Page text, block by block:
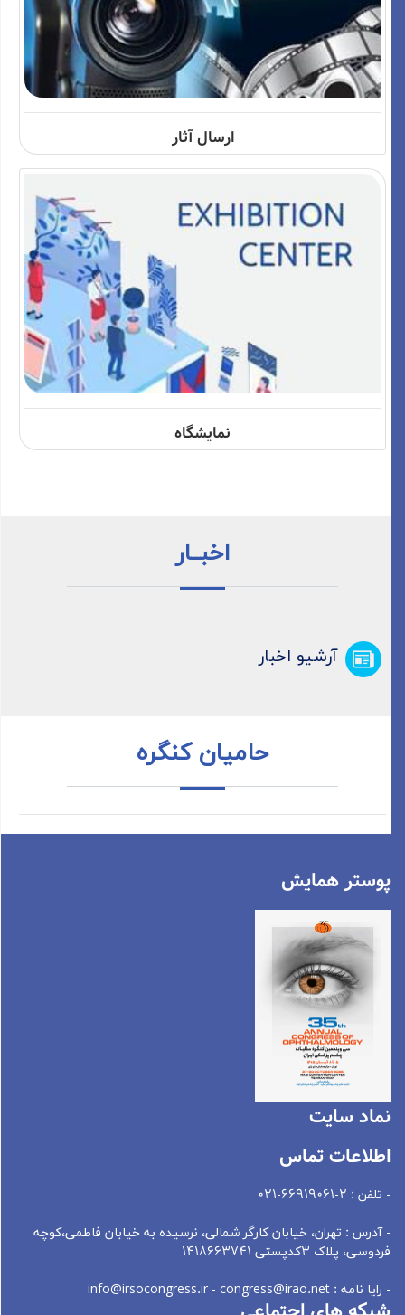
ارسال آثار
نمایشگاه
اخبــار
آرشیو اخبار
حامیان کنگره
پوستر همایش
نماد سايت
اطلاعات تماس
- تلفن : 2-66919061-021
- آدرس : تهران، خيابان کارگر شمالی، نرسيده به خيابان فاطمی،کوچه
فردوسی، پلاک 3کدپستی 1418663741
- رایا نامه : info@irsocongress.ir - congress@irao.net